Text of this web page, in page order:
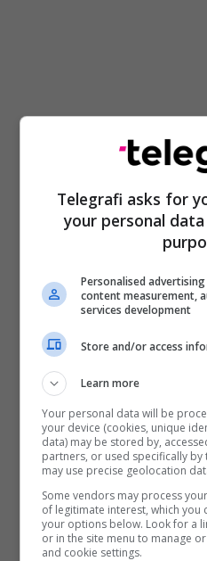
Telegrafi asks for
your personal
Personalised
content measurement,
services development
Store and/or access
Learn more
Your personal data will be
your device (cookies, unique
data) may be stored by,
partners, or used specifically
may use precise geolocation
Some vendors may process
of legitimate interest, which you
your options below. Look for a
or in the site menu to manage
and cookie settings.